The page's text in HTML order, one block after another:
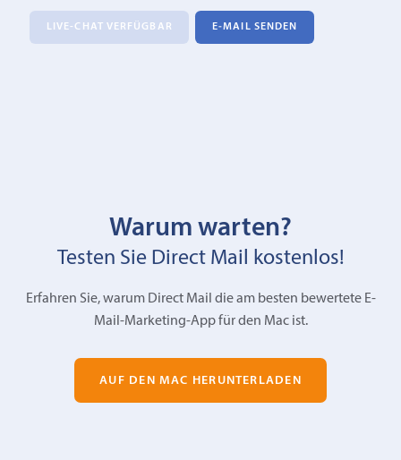
LIVE-CHAT VERFÜGBAR E‑MAIL SENDEN
Warum warten?
Testen Sie Direct Mail kostenlos!
Erfahren Sie, warum Direct Mail die am besten bewertete E-
Mail-Marketing-App für den Mac ist.
AUF DEN MAC HERUNTERLADEN